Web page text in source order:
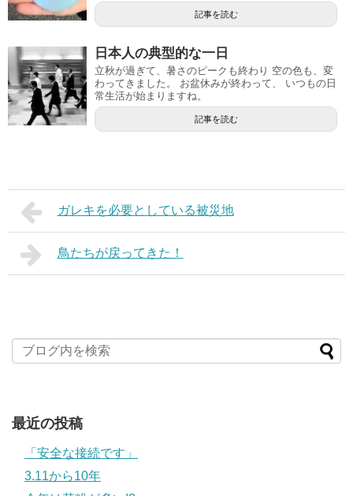
記事を読む
日本人の典型的な一日
立秋が過ぎて、暑さのピークも終わり 空の色も、変
わってきました。 お盆休みが終わって、 いつもの日
常生活が始まりますね。
記事を読む
ガレキを必要としている被災地
鳥たちが戻ってきた！
最近の投稿
「安全な接続です」
3.11から10年